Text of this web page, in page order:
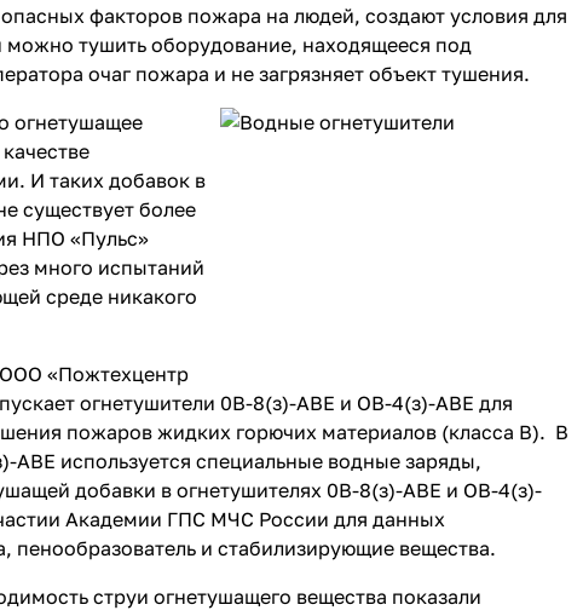
факторов пожара на людей, создают условия для
можно тушить оборудование, находящееся под
очаг пожара и не загрязняет объект тушения.
огнетушащее
И таких добавок в
существует более
НПО «Пульс»
много испытаний
среде никакого
«Пожтехцентр
огнетушители 0В-8(з)-АВЕ и ОВ-4(з)-АВЕ для
пожаров жидких горючих материалов (класса В). В
АВЕ используется специальные водные заряды,
добавки в огнетушителях 0В-8(з)-АВЕ и ОВ-4(з)-
Академии ГПС МЧС России для данных
и стабилизирующие вещества.
струи огнетушащего вещества показали